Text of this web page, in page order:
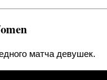
матча девушек.